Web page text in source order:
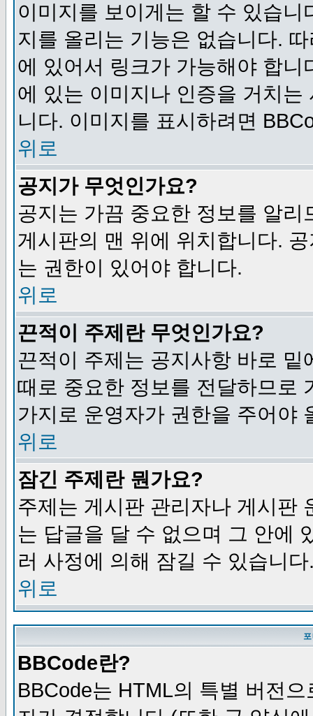
이미지를 보이게는 할 수 있습
지를 올리는 기능은 없습니다.
에 있어서 링크가 가능해야 합
에 있는 이미지나 인증을 거치
니다. 이미지를 표시하려면
위로
공지가 무엇인가요?
공지는 가끔 중요한 정보를 알
게시판의 맨 위에 위치합니다.
는 권한이 있어야 합니다.
위로
끈적이 주제란 무엇인가요?
끈적이 주제는 공지사항 바로
때로 중요한 정보를 전달하므로
가지로 운영자가 권한을 주어야
위로
잠긴 주제란 뭔가요?
주제는 게시판 관리자나 게시판
는 답글을 달 수 없으며 그 안에
러 사정에 의해 잠길 수 있습니다
위로
BBCode란?
BBCode는 HTML의 특별 버전